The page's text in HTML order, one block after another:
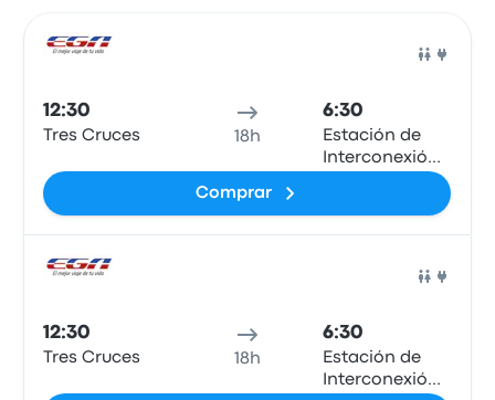
12:30
Tres Cruces 18h
6:30
Estación de
Interconexión
Comprar
12:30
Tres Cruces 18h
6:30
Estación de
Interconexión